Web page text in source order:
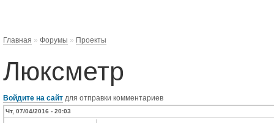
Главная » Форумы » Проекты
Люксметр
Войдите на сайт для отправки комментариев
Чт, 07/04/2016 - 20:03